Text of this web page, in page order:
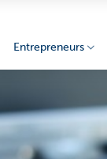
Entrepreneurs